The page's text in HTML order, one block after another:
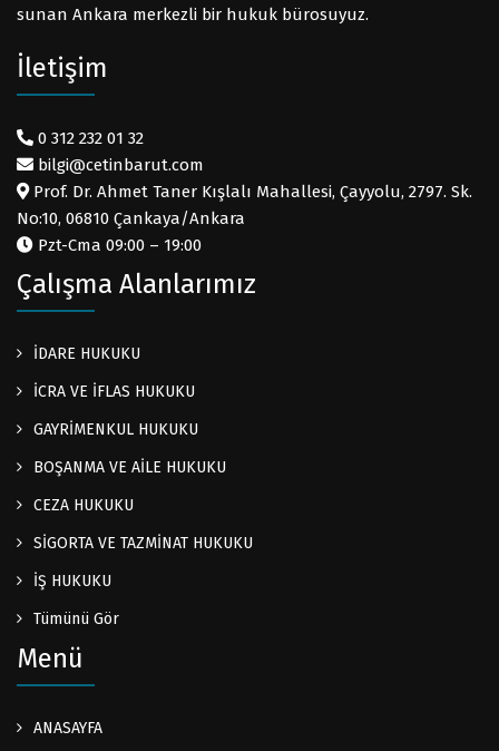
sunan Ankara merkezli bir hukuk bürosuyuz.
İletişim
0 312 232 01 32
bilgi@cetinbarut.com
Prof. Dr. Ahmet Taner Kışlalı Mahallesi, Çayyolu, 2797. Sk.
No:10, 06810 Çankaya/Ankara
Pzt-Cma 09:00 – 19:00
Çalışma Alanlarımız
İDARE HUKUKU
İCRA VE İFLAS HUKUKU
GAYRİMENKUL HUKUKU
BOŞANMA VE AİLE HUKUKU
CEZA HUKUKU
SİGORTA VE TAZMİNAT HUKUKU
İŞ HUKUKU
Tümünü Gör
Menü
ANASAYFA